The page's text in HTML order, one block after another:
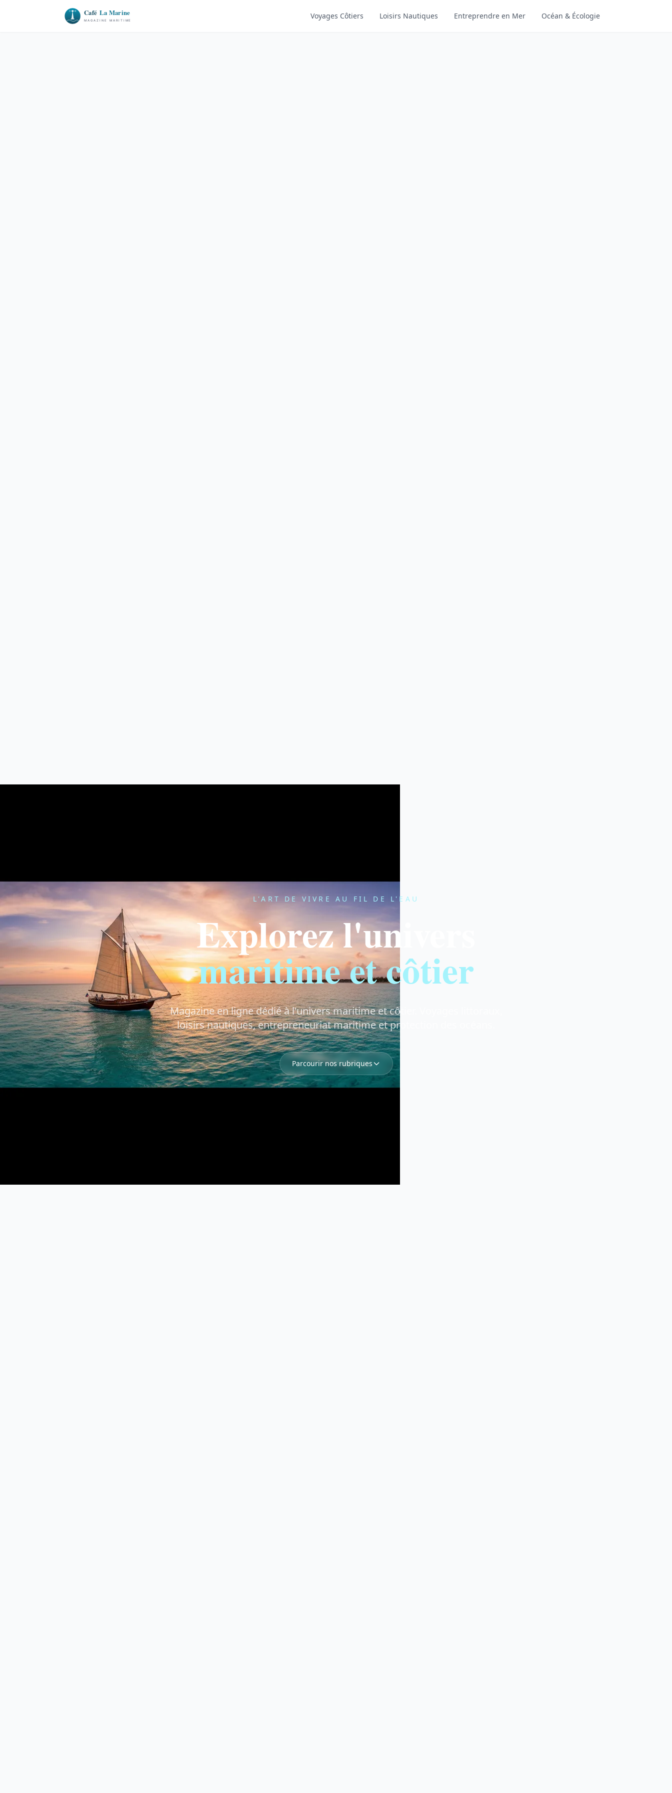
Voyages Côtiers Loisirs Nautiques Entreprendre en Mer Océan & Écologie
L'ART DE VIVRE AU FIL DE L'EAU
Explorez l'univers
maritime et côtier
Magazine en ligne dédié à l'univers maritime et côtier. Voyages littoraux,
loisirs nautiques, entrepreneuriat maritime et protection des océans.
Parcourir nos rubriques